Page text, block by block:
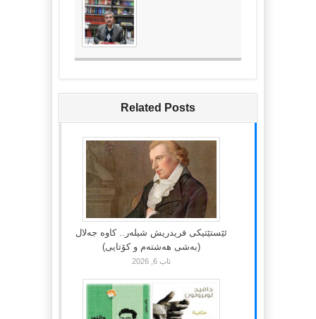
Related Posts
ئێستێتیکی فریدریش شیلەر.. کاوە جەلال
(بەشی هەشتەم و کۆتایی)
ئاب 6, 2026